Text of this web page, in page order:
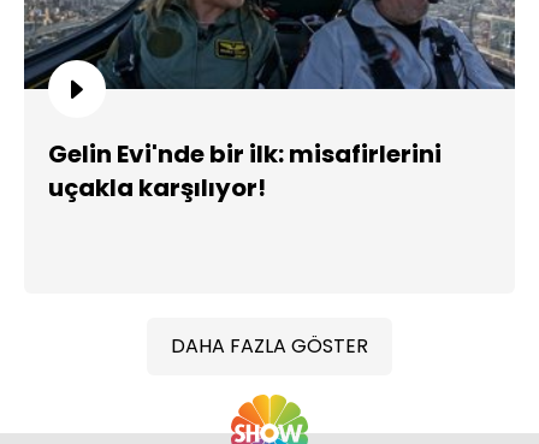
Gelin Evi'nde bir ilk: misafirlerini
uçakla karşılıyor!
DAHA FAZLA GÖSTER